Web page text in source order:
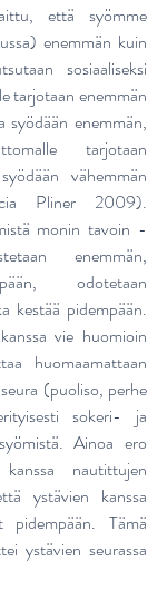
että syömme
enemmän kuin
sosiaaliseksi
tarjotaan enemmän
syödään enemmän,
tarjotaan
vähemmän
Pliner 2009).
monin tavoin -
enemmän,
odotetaan
kestää pidempään.
vie huomioin
huomaamattaan
(puoliso, perhe
sokeri- ja
Ainoa ero
nautittujen
ystävien kanssa
Tämä
ystävien seurassa